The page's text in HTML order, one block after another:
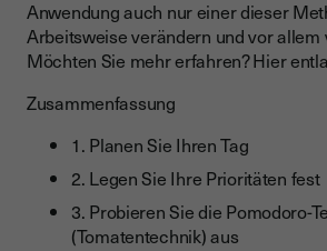
Anwendung auch nur einer dieser
Arbeitsweise verändern und vor allem
Möchten Sie mehr erfahren? Hier
Zusammenfassung
1. Planen Sie Ihren Tag
2. Legen Sie Ihre Prioritäten fest
3. Probieren Sie die Pomodoro-
(Tomatentechnik) aus